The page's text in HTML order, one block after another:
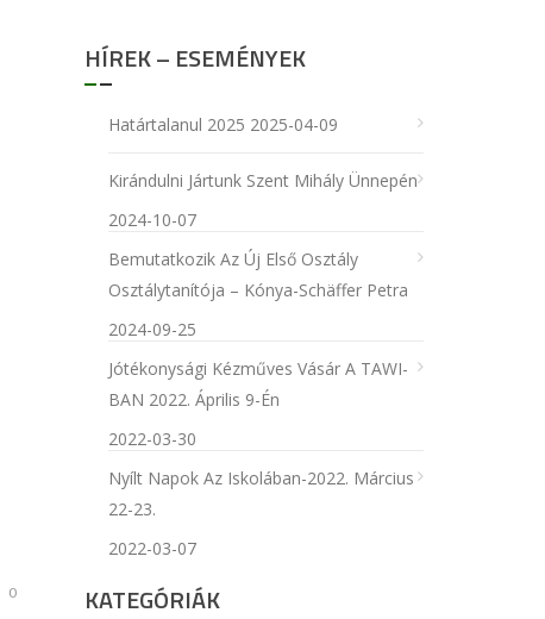
0
HÍREK – ESEMÉNYEK
Határtalanul 2025 2025-04-09
Kirándulni Jártunk Szent Mihály Ünnepén
2024-10-07
Bemutatkozik Az Új Első Osztály
Osztálytanítója – Kónya-Schäffer Petra
2024-09-25
Jótékonysági Kézműves Vásár A TAWI-
BAN 2022. Április 9-Én
2022-03-30
Nyílt Napok Az Iskolában-2022. Március
22-23.
2022-03-07
KATEGÓRIÁK